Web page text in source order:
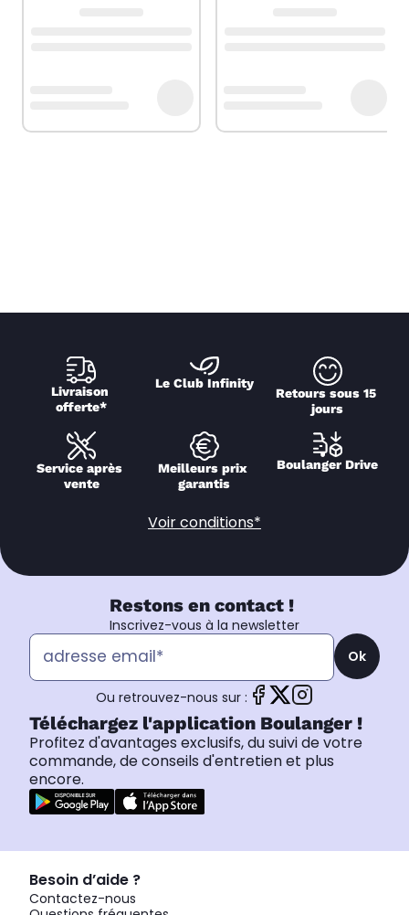
Livraison
offerte*
Le Club Infinity
Retours sous 15
jours
Service après
vente
Meilleurs prix
garantis
Boulanger Drive
Voir conditions*
Restons en contact !
Inscrivez-vous à la newsletter
Ok
Ou retrouvez-nous sur :
Téléchargez l'application Boulanger !
Profitez d'avantages exclusifs, du suivi de votre
commande, de conseils d'entretien et plus
encore.
Besoin d’aide ?
Contactez-nous